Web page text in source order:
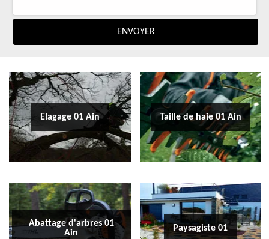
Elagage 01 Ain Taille de haie 01 Ain
Abattage d'arbres 01
Ain
Paysagiste 01